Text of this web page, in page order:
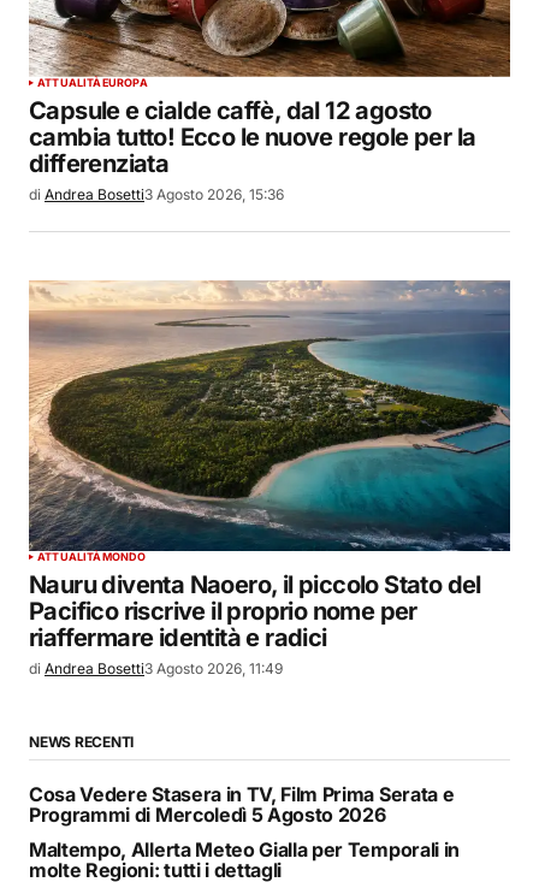
ATTUALITÀEUROPA
Capsule e cialde caffè, dal 12 agosto
cambia tutto! Ecco le nuove regole per la
differenziata
di Andrea Bosetti3 Agosto 2026, 15:36
ATTUALITÀMONDO
Nauru diventa Naoero, il piccolo Stato del
Pacifico riscrive il proprio nome per
riaffermare identità e radici
di Andrea Bosetti3 Agosto 2026, 11:49
NEWS RECENTI
Cosa Vedere Stasera in TV, Film Prima Serata e
Programmi di Mercoledì 5 Agosto 2026
Maltempo, Allerta Meteo Gialla per Temporali in
molte Regioni: tutti i dettagli